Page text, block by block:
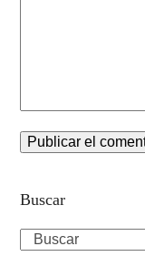
Buscar
Search